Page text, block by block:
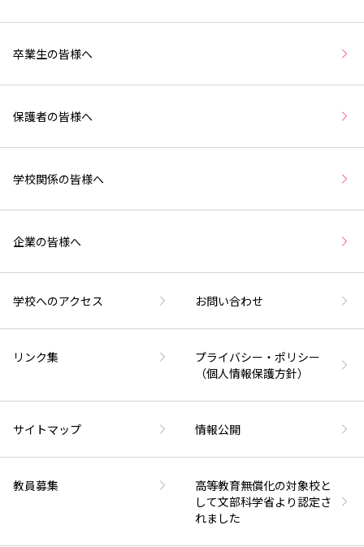
卒業生の皆様へ
保護者の皆様へ
学校関係の皆様へ
企業の皆様へ
学校へのアクセス お問い合わせ
リンク集
プライバシー・ポリシー
（個人情報保護方針）
サイトマップ 情報公開
教員募集
高等教育無償化の対象校と
して文部科学省より認定さ
れました